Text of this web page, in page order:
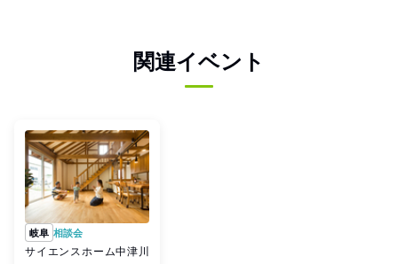
関連イベント
岐阜 相談会
サイエンスホーム中津川